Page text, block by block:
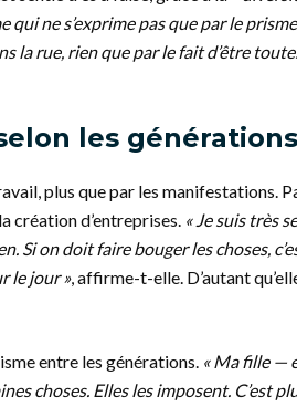
qui ne s’exprime pas que par le prisme
la rue, rien que par le fait d’être
les générations
plus que par les manifestations.
création d’entreprises. « Je suis très
Si on doit faire bouger les choses,
le jour », affirme-t-elle. D’autant
entre les générations. « Ma fille —
choses. Elles les imposent. C’est